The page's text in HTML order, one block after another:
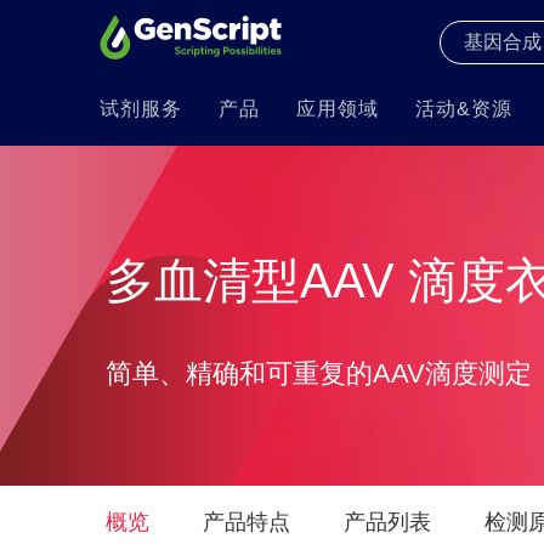
试剂服务 产品 应用领域 活动&资源
多血清型AAV 滴度
简单、精确和可重复的AAV滴度测定
概览 产品特点 产品列表 检测